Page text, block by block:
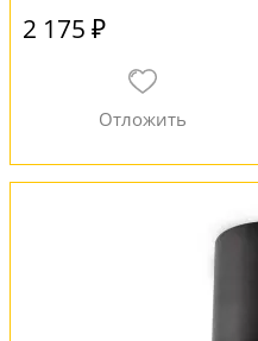
2 175 ₽